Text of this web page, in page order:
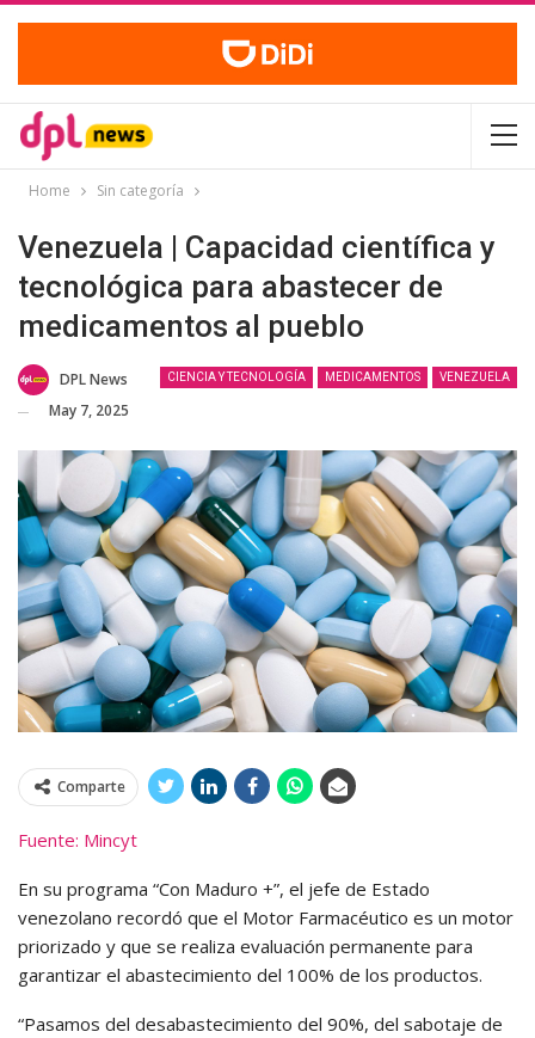
Home Sin categoría
Venezuela | Capacidad científica y
tecnológica para abastecer de
medicamentos al pueblo
CIENCIA Y TECNOLOGÍA MEDICAMENTOS VENEZUELA
DPL News
May 7, 2025
Comparte
Fuente: Mincyt
En su programa “Con Maduro +”, el jefe de Estado
venezolano recordó que el Motor Farmacéutico es un motor
priorizado y que se realiza evaluación permanente para
garantizar el abastecimiento del 100% de los productos.
“Pasamos del desabastecimiento del 90%, del sabotaje de